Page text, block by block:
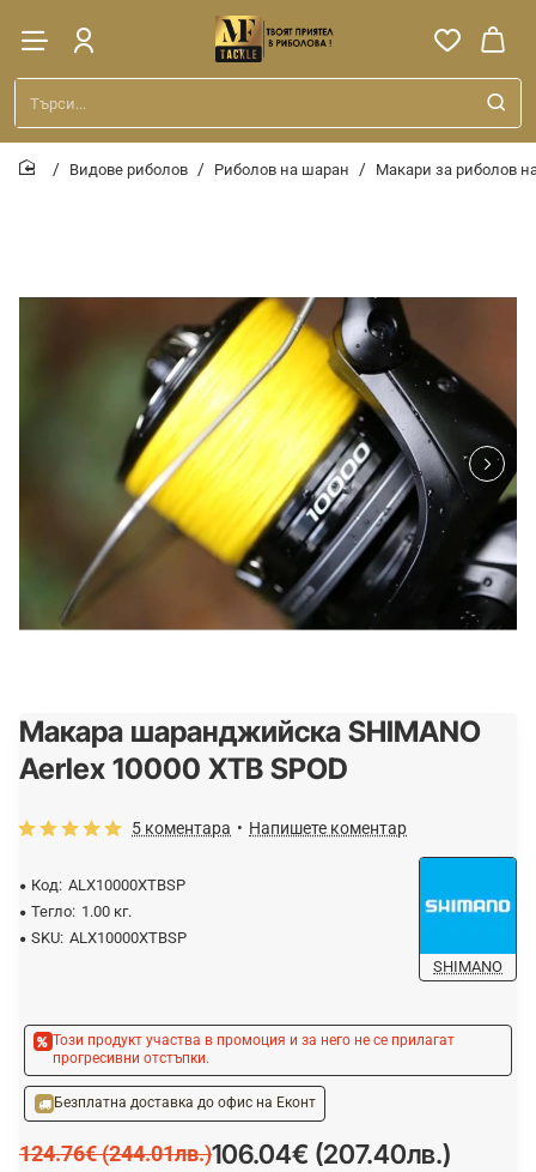
Търси...
Видове риболов Риболов на шаран Макари за риболов
-15% ОЧАКВАЙТЕ
Макара шаранджийска SHIMANO
Aerlex 10000 XTB SPOD
Код: ALX10000XTBSP
Тегло: 1.00 кг.
SKU: ALX10000XTBSP
SHIMANO
5 коментара • Напишете коментар
Този продукт участва в промоция и за него не се прилагат
прогресивни отстъпки.
Безплатна доставка до офис на Еконт
106.04€ (207.40лв.)
124.76€ (244.01лв.)